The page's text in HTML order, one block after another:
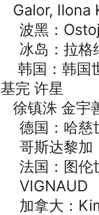
Galor, Ilona
波黑：
冰岛：拉格
韩国：韩国
基完 许星
徐镇洙 金宇
德国：哈慈
哥斯达黎
法国：图
VIGNAUD
加拿大：